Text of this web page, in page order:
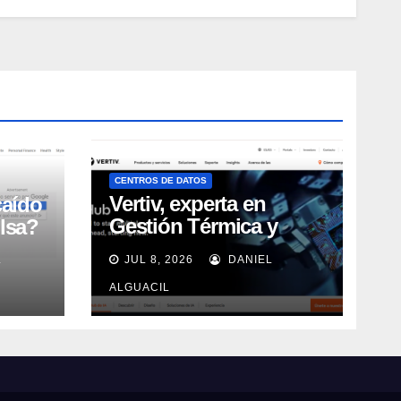
CENTROS DE DATOS
Vertiv, experta en
Gestión Térmica y
energía de Centros de
Datos, sigue su
crecimiento imparable
JUL 8, 2026 DANIEL
ALGUACIL